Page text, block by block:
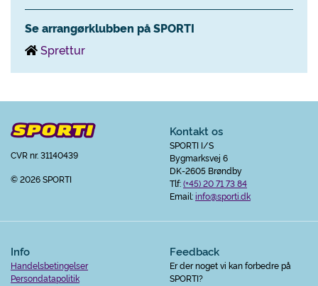
Se arrangørklubben på SPORTI
Sprettur
CVR nr. 31140439
© 2026 SPORTI
Kontakt os
SPORTI I/S
Bygmarksvej 6
DK-2605 Brøndby
Tlf:(+45) 20 71 73 84
Email:info@sporti.dk
Info
Handelsbetingelser
Persondatapolitik
Feedback
Er der noget vi kan forbedre på
SPORTI?